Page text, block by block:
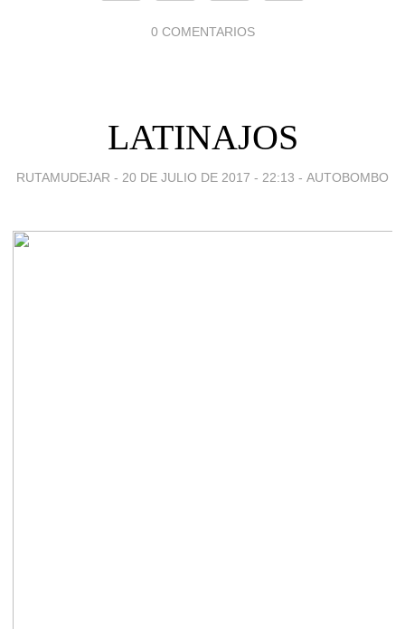
0 COMENTARIOS
LATINAJOS
RUTAMUDEJAR - 20 DE JULIO DE 2017 - 22:13 - AUTOBOMBO